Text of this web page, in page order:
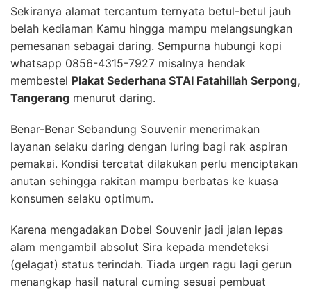
Sekiranya alamat tercantum ternyata betul-betul jauh
belah kediaman Kamu hingga mampu melangsungkan
pemesanan sebagai daring. Sempurna hubungi kopi
whatsapp 0856-4315-7927 misalnya hendak
membestel Plakat Sederhana STAI Fatahillah Serpong,
Tangerang menurut daring.
Benar-Benar Sebandung Souvenir menerimakan
layanan selaku daring dengan luring bagi rak aspiran
pemakai. Kondisi tercatat dilakukan perlu menciptakan
anutan sehingga rakitan mampu berbatas ke kuasa
konsumen selaku optimum.
Karena mengadakan Dobel Souvenir jadi jalan lepas
alam mengambil absolut Sira kepada mendeteksi
(gelagat) status terindah. Tiada urgen ragu lagi gerun
menangkap hasil natural cuming sesuai pembuat